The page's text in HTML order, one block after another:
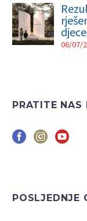
06/07/
PRATITE NAS
POSLJEDNJE